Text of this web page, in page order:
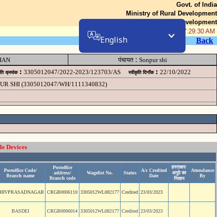
Govt. of India
Ministry of Rural Development
Department of Rural Development
08-Aug-2026 07:29:30 AM
Back
पंचायत: Sonpur shi
क्रमांक : 3305012047/2022-2023/123703/AS स्वीकृति दिनॉंक : 22/10/2022
SHI (3305012047/WH/1111340832)
Devices
Postoffice Code/
Branch name
Postoffice
address/
Branch code
Wagelist No. Status
A/c Credited
Date
हस्ताक्षर/
अगुठे का
निशान
Attendance
By
CRGB0006110 3305012WL082177 Credited 23/03/2023
BASDEI CRGB0006014 3305012WL082177 Credited 23/03/2023
English